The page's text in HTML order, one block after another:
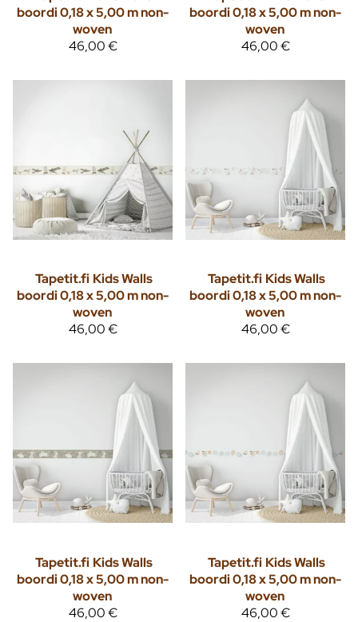
boordi 0,18 x 5,00 m non-
woven
46,00 €
boordi 0,18 x 5,00 m non-
woven
46,00 €
Tapetit.fi Kids Walls
boordi 0,18 x 5,00 m non-
woven
46,00 €
Tapetit.fi Kids Walls
boordi 0,18 x 5,00 m non-
woven
46,00 €
Tapetit.fi Kids Walls
boordi 0,18 x 5,00 m non-
woven
46,00 €
Tapetit.fi Kids Walls
boordi 0,18 x 5,00 m non-
woven
46,00 €